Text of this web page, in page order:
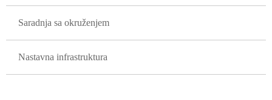
Saradnja sa okruženjem
Nastavna infrastruktura